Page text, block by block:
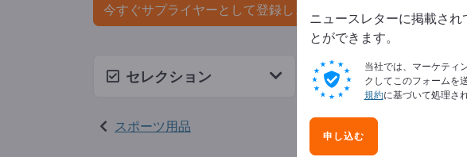
今すぐサプライヤーとして登録し、認知度を高めましょう>> こ
セレクション
スポーツ用品
ドリンクボトル
ニュースレターに掲載さ
とができます。
当社では、マーケティ
クしてこのフォームを
規約に基づいて処理さ
申し込む